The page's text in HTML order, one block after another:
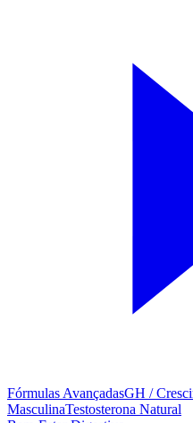
Fórmulas AvançadasGH /
MasculinaTestosterona Natural